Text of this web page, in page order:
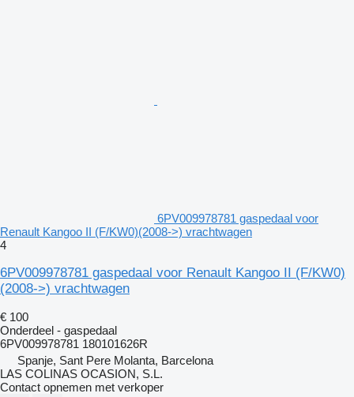
6PV009978781 gaspedaal voor
Renault Kangoo II (F/KW0)(2008->) vrachtwagen
4
6PV009978781 gaspedaal voor Renault Kangoo II (F/KW0)
(2008->) vrachtwagen
€ 100
Onderdeel - gaspedaal
6PV009978781 180101626R
Spanje, Sant Pere Molanta, Barcelona
LAS COLINAS OCASION, S.L.
Contact opnemen met verkoper